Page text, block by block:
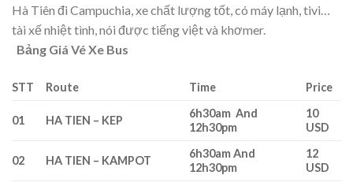
Hà Tiên đi Campuchia, xe chất lượng tốt, có máy lạnh, tivi…
tài xế nhiệt tình, nói được tiếng việt và khơmer.
Bảng Giá Vé Xe Bus
STT Route Time Price
01 HA TIEN – KEP
6h30am And
12h30pm
10
USD
02 HA TIEN – KAMPOT
6h30am And
12h30pm
12
USD